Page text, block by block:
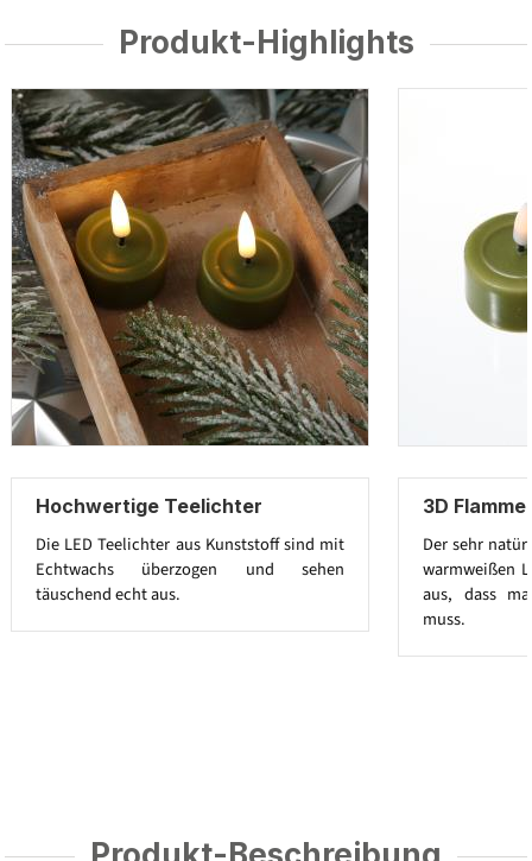
Produkt-Highlights
Hochwertige Teelichter
Die LED Teelichter aus Kunststoff sind mit
Echtwachs überzogen und sehen
täuschend echt aus.
3D
Der sehr
warmweißen
aus, dass
muss.